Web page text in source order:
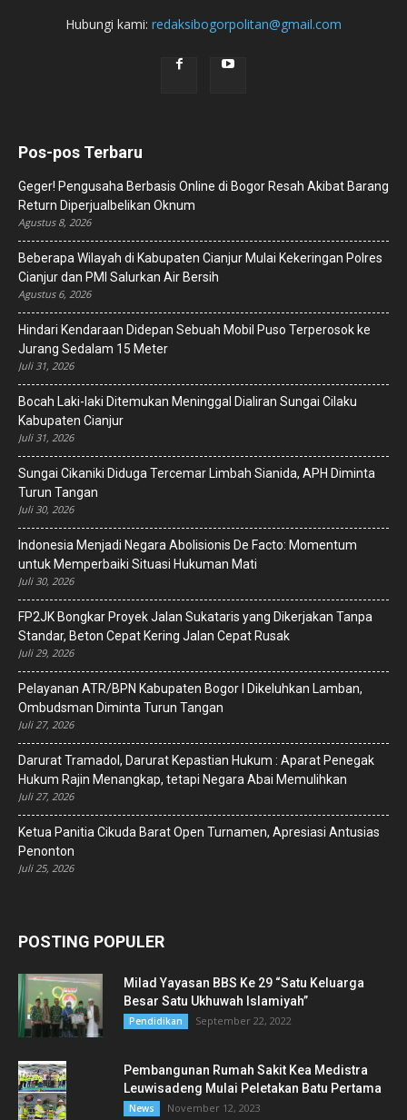
Hubungi kami: redaksibogorpolitan@gmail.com
Pos-pos Terbaru
Geger! Pengusaha Berbasis Online di Bogor Resah Akibat Barang
Return Diperjualbelikan Oknum
Agustus 8, 2026
Beberapa Wilayah di Kabupaten Cianjur Mulai Kekeringan Polres
Cianjur dan PMI Salurkan Air Bersih
Agustus 6, 2026
Hindari Kendaraan Didepan Sebuah Mobil Puso Terperosok ke
Jurang Sedalam 15 Meter
Juli 31, 2026
Bocah Laki-laki Ditemukan Meninggal Dialiran Sungai Cilaku
Kabupaten Cianjur
Juli 31, 2026
Sungai Cikaniki Diduga Tercemar Limbah Sianida, APH Diminta
Turun Tangan
Juli 30, 2026
‎Indonesia Menjadi Negara Abolisionis De Facto: Momentum
untuk Memperbaiki Situasi Hukuman Mati
Juli 30, 2026
FP2JK Bongkar Proyek Jalan Sukataris yang Dikerjakan Tanpa
Standar, Beton Cepat Kering Jalan Cepat Rusak
Juli 29, 2026
Pelayanan ATR/BPN Kabupaten Bogor I Dikeluhkan Lamban,
Ombudsman Diminta Turun Tangan
Juli 27, 2026
Darurat Tramadol, Darurat Kepastian Hukum : Aparat Penegak
Hukum Rajin Menangkap, tetapi Negara Abai Memulihkan
Juli 27, 2026
Ketua Panitia Cikuda Barat Open Turnamen, Apresiasi Antusias
Penonton
Juli 25, 2026
POSTING POPULER
Milad Yayasan BBS Ke 29 “Satu Keluarga
Besar Satu Ukhuwah Islamiyah”
Pendidikan September 22, 2022
Pembangunan Rumah Sakit Kea Medistra
Leuwisadeng Mulai Peletakan Batu Pertama
News November 12, 2023